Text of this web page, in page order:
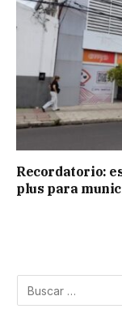
Recordatorio:
plus para